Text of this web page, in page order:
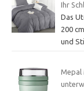
Ihr
Das
200
und
Mepal